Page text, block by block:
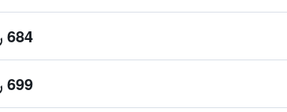
684 ﷼
699 ﷼